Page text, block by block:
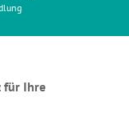
für Ihre